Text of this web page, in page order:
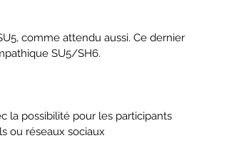
comme attendu aussi. Ce dernier
SU5/SH6.
la possibilité pour les participants
ou réseaux sociaux